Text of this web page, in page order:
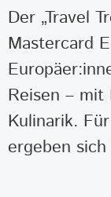
Der „Travel
Mastercard
Reisen – mit
Kulinarik.
ergeben